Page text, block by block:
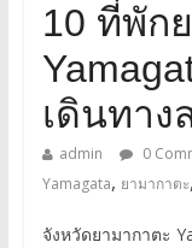
10 ที่พัก
เดินทาง
admin 0
Yamagata, ยามากาตะ,
จังหวัดยามากาตะ